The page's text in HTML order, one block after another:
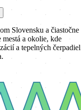
Slovensku a čiastočne
a okolie, kde
a tepelných čerpadiel